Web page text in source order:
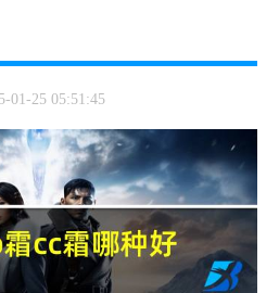
01-25 05:51:45